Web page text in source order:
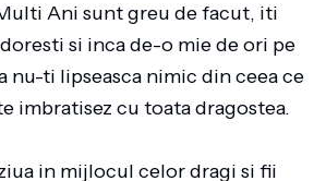
Ani sunt greu de facut, iti
si inca de-o mie de ori pe
nu-ti lipseasca nimic din ceea ce
imbratisez cu toata dragostea.
in mijlocul celor dragi si fii